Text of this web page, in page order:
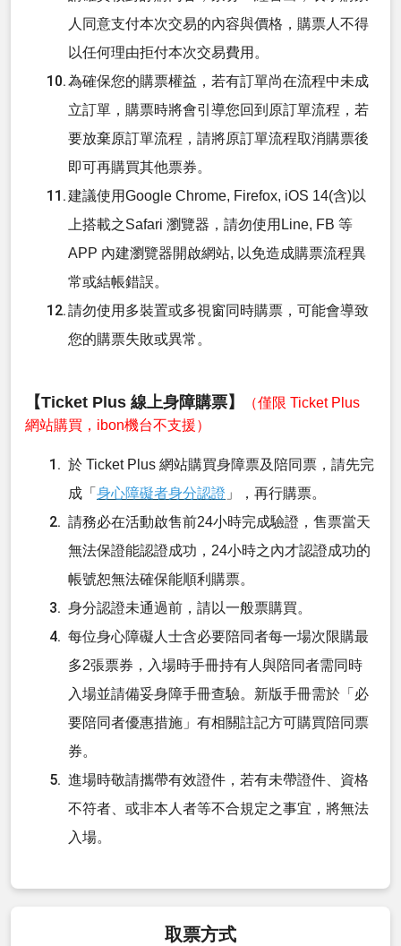
人同意支付本次交易的內容與價格，購票人不得
以任何理由拒付本次交易費用。
為確保您的購票權益，若有訂單尚在流程中未成
立訂單，購票時將會引導您回到原訂單流程，若
要放棄原訂單流程，請將原訂單流程取消購票後
即可再購買其他票券。
建議使用Google Chrome, Firefox, iOS 14(含)以
上搭載之Safari 瀏覽器，請勿使用Line, FB 等
APP 內建瀏覽器開啟網站, 以免造成購票流程異
常或結帳錯誤。
請勿使用多裝置或多視窗同時購票，可能會導致
您的購票失敗或異常。
【Ticket Plus 線上身障購票】
（僅限 Ticket Plus
網站購買，ibon機台不支援）
於 Ticket Plus 網站購買身障票及陪同票，請先完
成「 身心障礙者身分認證 」，再行購票。
請務必在活動啟售前24小時完成驗證，售票當天
無法保證能認證成功，24小時之內才認證成功的
帳號恕無法確保能順利購票。
身分認證未通過前，請以一般票購買。
每位身心障礙人士含必要陪同者每一場次限購最
多2張票券，入場時手冊持有人與陪同者需同時
入場並請備妥身障手冊查驗。新版手冊需於「必
要陪同者優惠措施」有相關註記方可購買陪同票
券。
進場時敬請攜帶有效證件，若有未帶證件、資格
不符者、或非本人者等不合規定之事宜，將無法
入場。
取票方式